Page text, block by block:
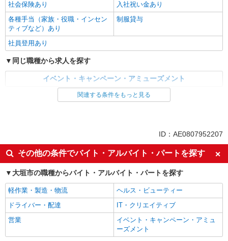
社会保険あり
入社祝い金あり
各種手当（家族・役職・インセン
ティブなど）あり
制服貸与
社員登用あり
同じ職種から求人を探す
イベント・キャンペーン・アミューズメント
同じ特徴から求人を探す
車通勤OK
交通費支給
社会保険あり
社員登用あり
関連する条件をもっと見る
ID：AE0807952207
その他の条件でバイト・アルバイト・パートを探す
大垣市の職種からバイト・アルバイト・パートを探す
軽作業・製造・物流
ヘルス・ビューティー
ドライバー・配達
IT・クリエイティブ
営業
イベント・キャンペーン・アミュ
ーズメント